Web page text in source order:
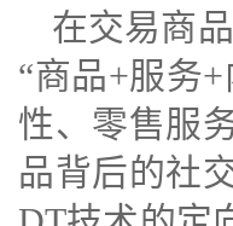
在交易商
“商品+服务
性、零售服
品背后的社